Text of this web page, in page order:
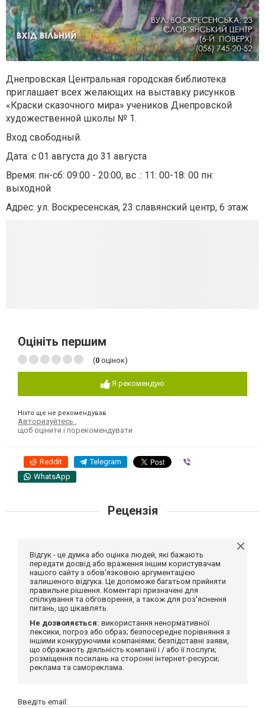
Днепровская Центральная городская библиотека
приглашает всех желающих на выставку рисунков
«Краски сказочного мира» учеников Днепровской
художественной школы № 1.
Вход свободный.
Дата: с 01 августа до 31 августа
Время: пн-сб: 09:00 - 20:00, вс .: 11: 00-18: 00 пн:
выходной
Адрес: ул. Воскресенская, 23 славянский центр, 6 этаж
Оцініть першим
(0 оцінок)
Я рекомендую
Ніхто ще не рекомендував
Авторизуйтесь
щоб оцінити і порекомендувати
Reddit Telegram
WhatsApp
Рецензія
Відгук - це думка або оцінка людей, які бажають
передати досвід або враження іншим користувачам
нашого сайту з обов'язковою аргументацією
залишеного відгука. Це допоможе багатьом прийняти
правильне рішення. Коментарі призначені для
спілкування та обговорення, а також для роз'яснення
питань, що цікавлять.
Не дозволяється: використання ненормативної
лексики, погроз або образ; безпосереднє порівняння з
іншими конкуруючими компаніями; безпідставні заяви,
що ображають діяльність компанії і / або її послуги;
розміщення посилань на сторонні інтернет-ресурси;
реклама та самореклама.
Введіть email: